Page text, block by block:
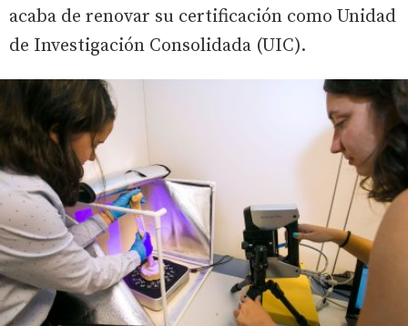
acaba de renovar su certificación como Unidad
de Investigación Consolidada (UIC).